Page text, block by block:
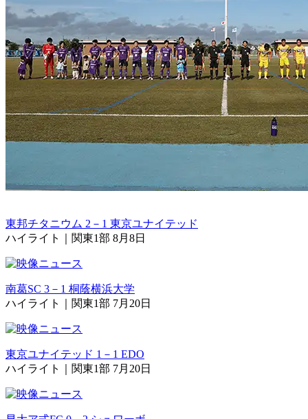
東邦チタニウム 2－1 東京ユナイテッド
ハイライト｜関東1部 8月8日
南葛SC 3－1 桐蔭横浜大学
ハイライト｜関東1部 7月20日
東京ユナイテッド 1－1 EDO
ハイライト｜関東1部 7月20日